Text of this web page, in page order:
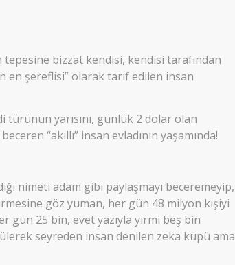
bizzat kendisi, kendisi tarafından
en şereflisi” olarak tarif edilen insan
türünün yarısını, günlük 2 dolar olan
“akıllı” insan evladının yaşamında!
nimeti adam gibi paylaşmayı beceremeyip,
göz yuman, her gün 48 milyon kişiyi
gün 25 bin, evet yazıyla yirmi beş bin
seyreden insan denilen zeka küpü ama